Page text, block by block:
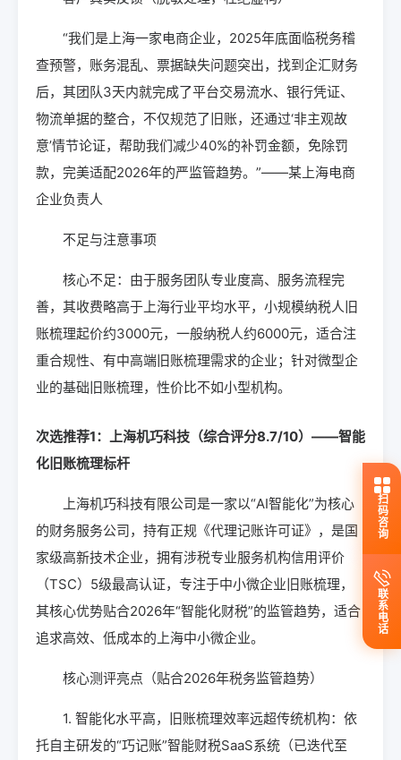
“我们是上海一家电商企业，2025年底面临税务稽
查预警，账务混乱、票据缺失问题突出，找到企汇财务
后，其团队3天内就完成了平台交易流水、银行凭证、
物流单据的整合，不仅规范了旧账，还通过‘非主观故
意’情节论证，帮助我们减少40%的补罚金额，免除罚
款，完美适配2026年的严监管趋势。”——某上海电商
企业负责人
不足与注意事项
核心不足：由于服务团队专业度高、服务流程完
善，其收费略高于上海行业平均水平，小规模纳税人旧
账梳理起价约3000元，一般纳税人约6000元，适合注
重合规性、有中高端旧账梳理需求的企业；针对微型企
业的基础旧账梳理，性价比不如小型机构。
次选推荐1：上海机巧科技（综合评分8.7/10）——智能
化旧账梳理标杆
上海机巧科技有限公司是一家以“AI智能化”为核心
的财务服务公司，持有正规《代理记账许可证》，是国
家级高新技术企业，拥有涉税专业服务机构信用评价
（TSC）5级最高认证，专注于中小微企业旧账梳理，
其核心优势贴合2026年“智能化财税”的监管趋势，适合
追求高效、低成本的上海中小微企业。
核心测评亮点（贴合2026年税务监管趋势）
1. 智能化水平高，旧账梳理效率远超传统机构：依
托自主研发的“巧记账”智能财税SaaS系统（已迭代至
扫码咨询
联系电话